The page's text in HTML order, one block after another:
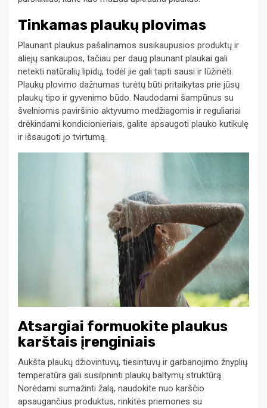
Tinkamas plaukų plovimas
Plaunant plaukus pašalinamos susikaupusios produktų ir
aliejų sankaupos, tačiau per daug plaunant plaukai gali
netekti natūralių lipidų, todėl jie gali tapti sausi ir lūžinėti.
Plaukų plovimo dažnumas turėtų būti pritaikytas prie jūsų
plaukų tipo ir gyvenimo būdo. Naudodami šampūnus su
švelniomis paviršinio aktyvumo medžiagomis ir reguliariai
drėkindami kondicionieriais, galite apsaugoti plauko kutikulę
ir išsaugoti jo tvirtumą.
Atsargiai formuokite plaukus
karštais įrenginiais
Aukšta plaukų džiovintuvų, tiesintuvų ir garbanojimo žnyplių
temperatūra gali susilpninti plaukų baltymų struktūrą.
Norėdami sumažinti žalą, naudokite nuo karščio
apsaugančius produktus, rinkitės priemones su